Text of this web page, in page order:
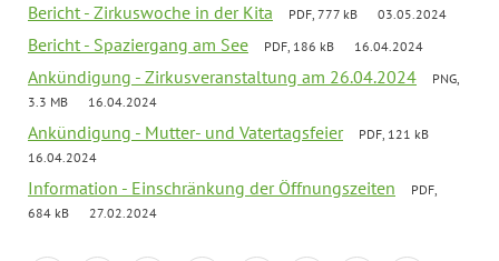
Bericht - Zirkuswoche in der Kita PDF, 777 kB 03.05.2024
Bericht - Spaziergang am See PDF, 186 kB 16.04.2024
Ankündigung - Zirkusveranstaltung am 26.04.2024
PNG,
3.3 MB
16.04.2024
Ankündigung - Mutter- und Vatertagsfeier
PDF, 121 kB
16.04.2024
Information - Einschränkung der Öffnungszeiten
PDF,
684 kB
27.02.2024